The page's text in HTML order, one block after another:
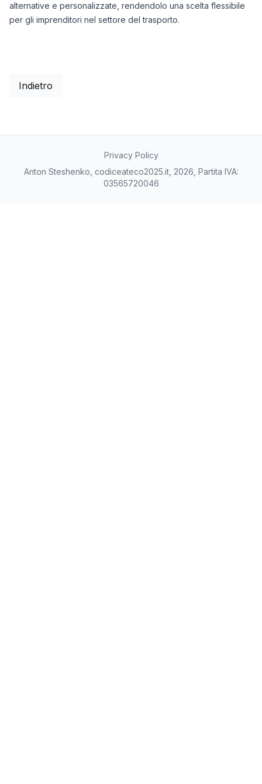
alternative e personalizzate, rendendolo una scelta flessibile
per gli imprenditori nel settore del trasporto.
Indietro
Privacy Policy
Anton Steshenko, codiceateco2025.it, 2026, Partita IVA:
03565720046